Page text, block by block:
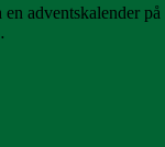
adventskalender